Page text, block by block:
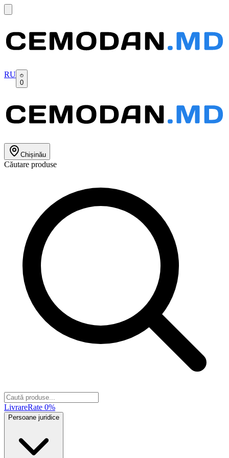
RU
0
Chișinău
Căutare produse
LivrareRate 0%
Persoane juridice